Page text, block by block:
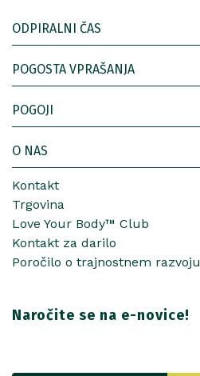
ODPIRALNI ČAS
POGOSTA VPRAŠANJA
POGOJI
O NAS
Kontakt
Trgovina
Love Your Body™ Club
Kontakt za darilo
Poročilo o trajnostnem razvoju
Naročite se na e-novice!